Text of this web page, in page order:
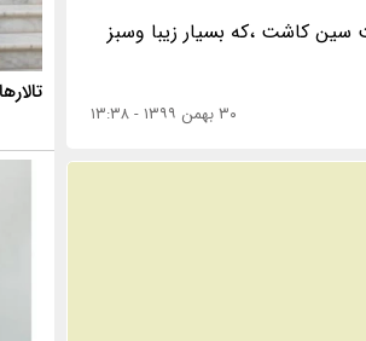
سین کاشت ،که بسیار زیبا وسبز
۳۰ بهمن ۱۳۹۹ - ۱۳:۳۸